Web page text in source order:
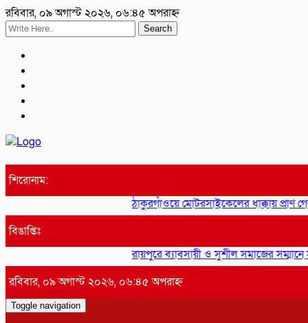
রবিবার, ০৯ অগাস্ট ২০২৬, ০৬:৪৫ অপরাহ্ন
Search
শিরোনাম:
ঠাকুরগাঁওয়ে মোটরসাইকেলের ধাক্কায়
বিঙাপ্তিঃ
রায়পুরে ব্যাবসায়ী ও সুশীল সমাজের সম্মানে
রবিবার, ০৯ অগাস্ট ২০২৬, ০৬:৪৫ অপরাহ্ন
Toggle navigation